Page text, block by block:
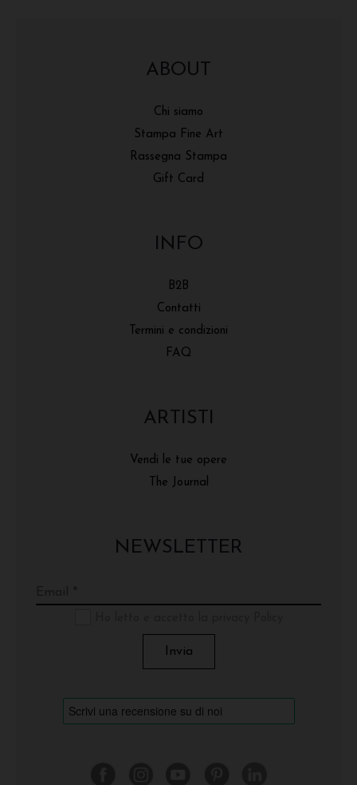
ABOUT
Chi siamo
Stampa Fine Art
Rassegna Stampa
Gift Card
INFO
B2B
Contatti
Termini e condizioni
FAQ
ARTISTI
Vendi le tue opere
The Journal
NEWSLETTER